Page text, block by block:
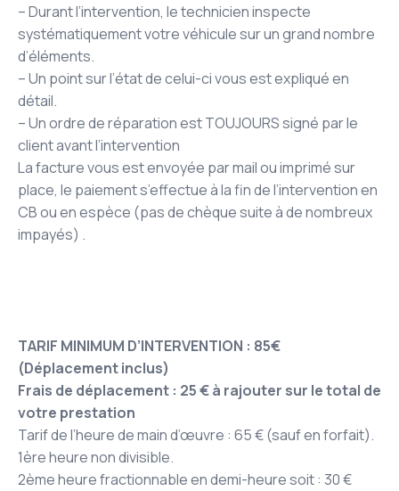
– Durant l’intervention, le technicien inspecte
systématiquement votre véhicule sur un grand nombre
d’éléments.
– Un point sur l’état de celui-ci vous est expliqué en
détail.
– Un ordre de réparation est TOUJOURS signé par le
client avant l’intervention
La facture vous est envoyée par mail ou imprimé sur
place, le paiement s’effectue à la fin de l’intervention en
CB ou en espèce (pas de chèque suite à de nombreux
impayés) .
TARIF MINIMUM D’INTERVENTION : 85€
(Déplacement inclus)
Frais de déplacement : 25 € à rajouter sur le total de
votre prestation
Tarif de l’heure de main d’œuvre : 65 € (sauf en forfait).
1ère heure non divisible.
2ème heure fractionnable en demi-heure soit : 30 €